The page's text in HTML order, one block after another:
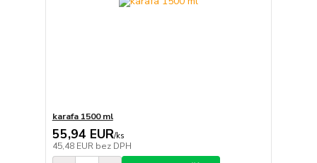
karafa 1500 ml
55,94 EUR/ks
45,48 EUR bez DPH